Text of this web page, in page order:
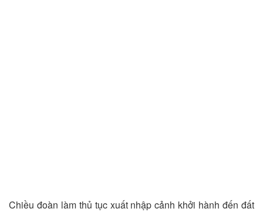
Chiều đoàn làm thủ tục xuất nhập cảnh khởi hành đến đất